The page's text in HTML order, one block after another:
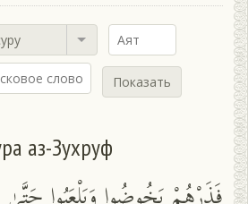
Показать
аз-Зухруф